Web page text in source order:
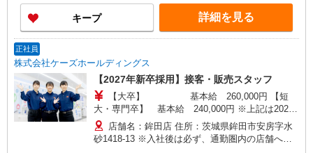
年後は、関東全域（茨城県、東京都、千葉県、埼
玉県、神奈川県、栃木県、群馬県）及び山梨県内
での転居を伴う転勤があります。
キープ 詳細を見る
正社員
株式会社ケーズホールディングス
【2027年新卒採用】接客・販売スタッフ
【大卒】 基本給 260,000円 【短
大・専門卒】 基本給 240,000円 ※上記は2026
年4月実績。 ・各種手当 役職、通勤、時間外、家
族、目標達成、資格 等
店舗名：鉾田店 住所：茨城県鉾田市安房字水
砂1418-13 ※入社後は必ず、通勤圏内の店舗へ配